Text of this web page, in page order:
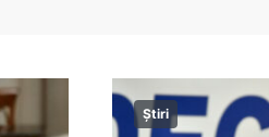
Știri